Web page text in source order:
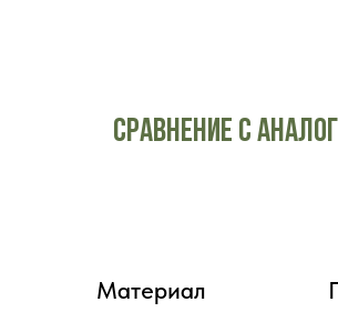
Сравнение с
Материал